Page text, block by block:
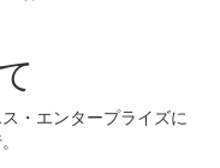
・エンタープライズに